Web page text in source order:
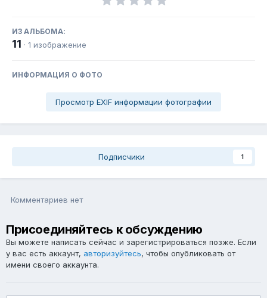
ИЗ АЛЬБОМА:
11 · 1 изображение
ИНФОРМАЦИЯ О ФОТО
Просмотр EXIF информации фотографии
Подписчики 1
Комментариев нет
Присоединяйтесь к обсуждению
Вы можете написать сейчас и зарегистрироваться позже. Если
у вас есть аккаунт, авторизуйтесь, чтобы опубликовать от
имени своего аккаунта.